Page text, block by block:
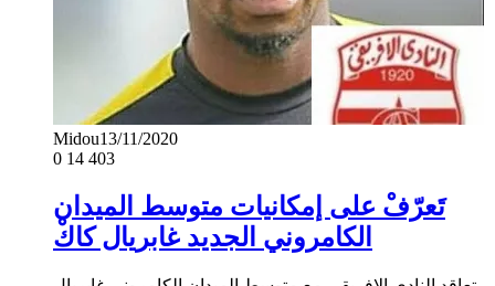
Midou13/11/2020
0 14 403
تَعرّفْ على إمكانيات متوسط الميدان
الكامروني الجديد غابريال كاكْ